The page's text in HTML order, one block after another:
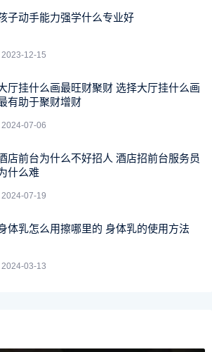
木，在一些小区、公园等也能见到松
都是栽种的，主要是用来观赏的。
山里捡松树的果实来当柴火烧。
这些松树的果实只有一个奇怪的“果
子动手能力强学什么专业好
2023-12-15
厅挂什么画最旺财聚财 选择大厅挂什么画
有助于聚财增财
2024-07-06
店前台为什么不好招人 酒店招前台服务员
什么难
2024-07-19
体乳怎么用擦哪里的 身体乳的使用方法
2024-03-13